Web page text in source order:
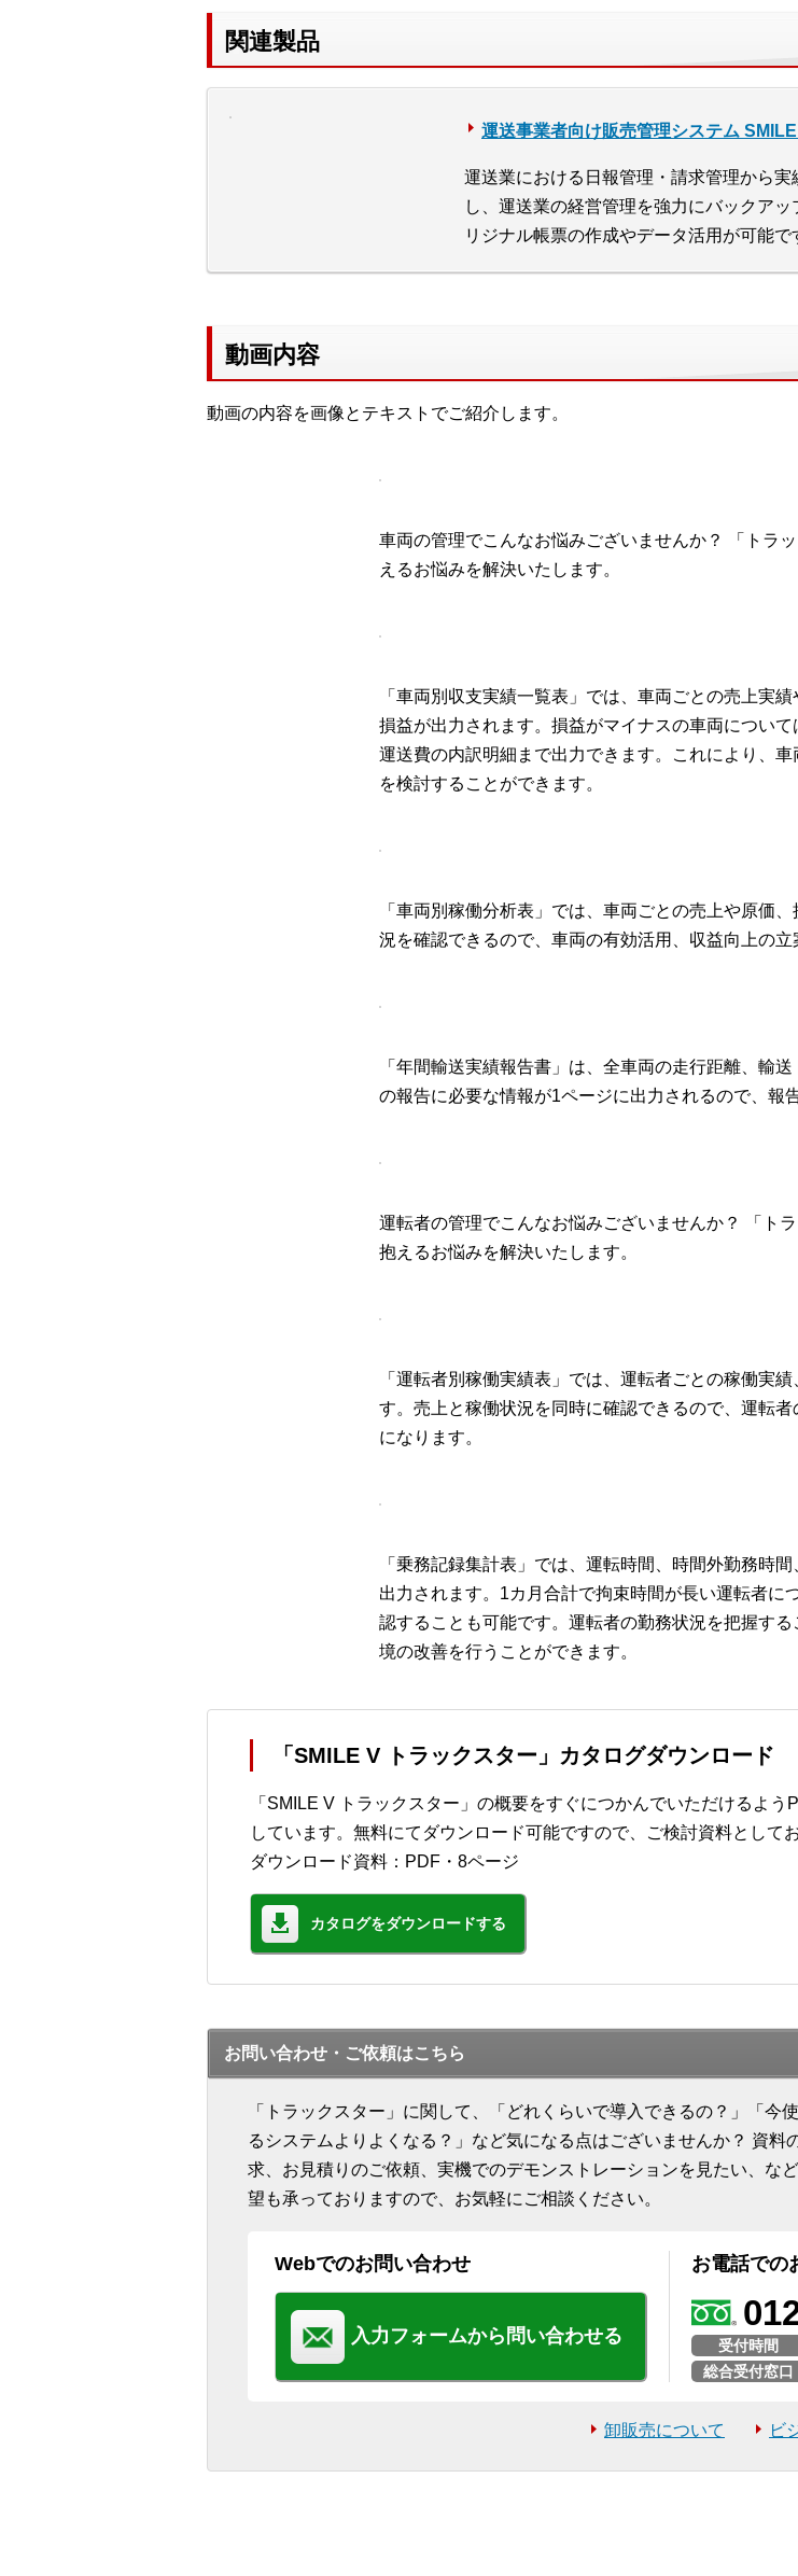
関連製品
運送事業者向け販売管理システム
運送業における日報管理・請求管理から
し、運送業の経営管理を強力にバックア
リジナル帳票の作成やデータ活用が可能で
動画内容
動画の内容を画像とテキストでご紹介します。
車両の管理でこんなお悩みございませんか？ 「トラ
えるお悩みを解決いたします。
「車両別収支実績一覧表」では、車両ごとの売上実
損益が出力されます。損益がマイナスの車両について
運送費の内訳明細まで出力できます。これにより、
を検討することができます。
「車両別稼働分析表」では、車両ごとの売上や原価
況を確認できるので、車両の有効活用、収益向上の立
「年間輸送実績報告書」は、全車両の走行距離、輸
の報告に必要な情報が1ページに出力されるので、報
運転者の管理でこんなお悩みございませんか？ 「ト
抱えるお悩みを解決いたします。
「運転者別稼働実績表」では、運転者ごとの稼働実
す。売上と稼働状況を同時に確認できるので、運転
になります。
「乗務記録集計表」では、運転時間、時間外勤務時
出力されます。1カ月合計で拘束時間が長い運転者に
認することも可能です。運転者の勤務状況を把握す
境の改善を行うことができます。
「SMILE V トラックスター」カタログダウンロード
「SMILE V トラックスター」の概要をすぐにつかんでいただけるよう
しています。無料にてダウンロード可能ですので、ご検討資料として
ダウンロード資料：PDF・8ページ
カタログをダウンロードする
お問い合わせ・ご依頼はこちら
「トラックスター」に関して、「どれくらいで導入できるの？」「今
るシステムよりよくなる？」など気になる点はございませんか？ 資料
求、お見積りのご依頼、実機でのデモンストレーションを見たい、な
望も承っておりますので、お気軽にご相談ください。
Webでのお問い合わせ
入力フォームから問い合わせる
お電話での
受付時間
総合受付窓口
卸販売について ビ